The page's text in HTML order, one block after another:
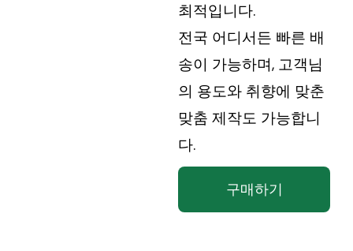
최적입니다.
전국 어디서든 빠른 배
송이 가능하며, 고객님
의 용도와 취향에 맞춘
맞춤 제작도 가능합니
다.
구매하기